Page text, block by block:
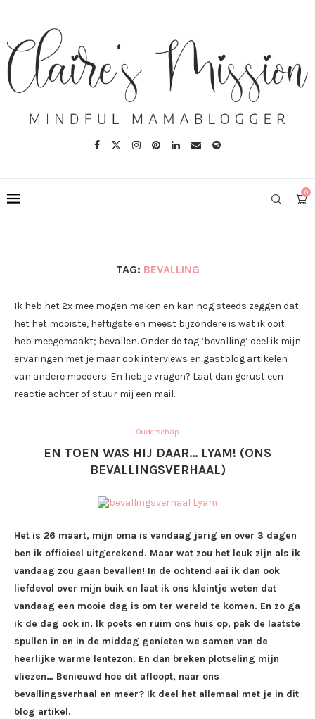
0
TAG: BEVALLING
Ik heb het 2x mee mogen maken en kan nog steeds zeggen dat
het het mooiste, heftigste en meest bijzondere is wat ik ooit
heb meegemaakt; bevallen. Onder de tag ‘bevalling’ deel ik mijn
ervaringen met je maar ook interviews en gastblog artikelen
van andere moeders. En heb je vragen? Laat dan gerust een
reactie achter of stuur mij een mail.
Ouderschap
EN TOEN WAS HIJ DAAR… LYAM! (ONS
BEVALLINGSVERHAAL)
Het is 26 maart, mijn oma is vandaag jarig en over 3 dagen
ben ik officieel uitgerekend. Maar wat zou het leuk zijn als ik
vandaag zou gaan bevallen! In de ochtend aai ik dan ook
liefdevol over mijn buik en laat ik ons kleintje weten dat
vandaag een mooie dag is om ter wereld te komen. En zo ga
ik de dag ook in. Ik poets en ruim ons huis op, pak de laatste
spullen in en in de middag genieten we samen van de
heerlijke warme lentezon. En dan breken plotseling mijn
vliezen… Benieuwd hoe dit afloopt, naar ons
bevallingsverhaal en meer? Ik deel het allemaal met je in dit
blog artikel.